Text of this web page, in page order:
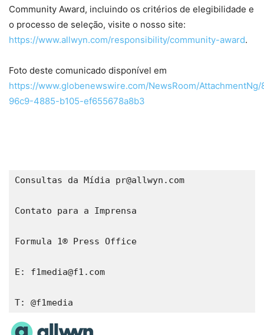
Community Award, incluindo os critérios de elegibilidade e
o processo de seleção, visite o nosso site:
https://www.allwyn.com/responsibility/community-award.
Foto deste comunicado disponível em
https://www.globenewswire.com/NewsRoom/
96c9-4885-b105-ef655678a8b3
Consultas da Mídia pr@allwyn.com
Contato para a Imprensa
Formula 1® Press Office
E: f1media@f1.com
T: @f1media